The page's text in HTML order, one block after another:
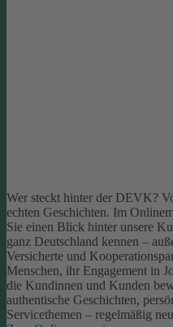
Wer steckt hinter der DEVK?
echten Geschichten. Im
Sie einen Blick hinter unsere
ganz Deutschland kennen –
Versicherte und
Menschen, ihr Engagement in
die Kundinnen und Kunden
authentische Geschichten,
Servicethemen – regelmäßig